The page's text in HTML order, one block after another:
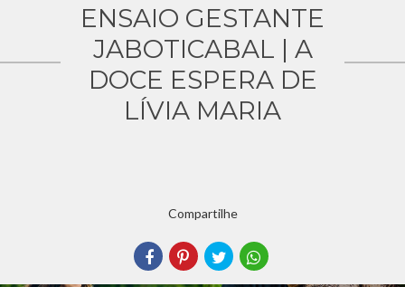
ENSAIO GESTANTE
JABOTICABAL | A
DOCE ESPERA DE
LÍVIA MARIA
Compartilhe